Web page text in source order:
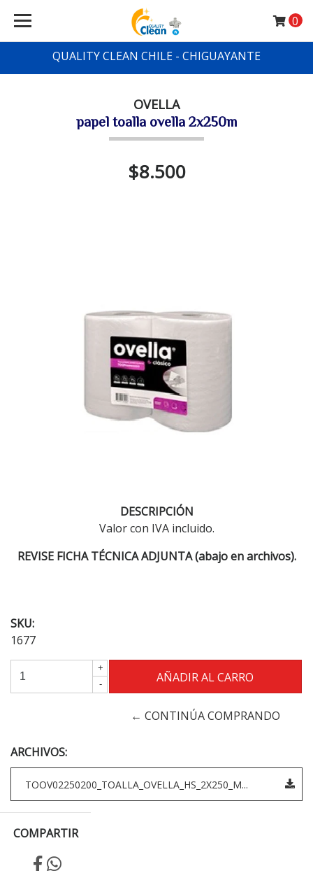
QUALITY CLEAN CHILE - CHIGUAYANTE
0
OVELLA
papel toalla ovella 2x250m
$8.500
DESCRIPCIÓN
Valor con IVA incluido.
REVISE FICHATÉCNICAADJUNTA (abajo en archivos).
SKU:
1677
+
-
← CONTINÚA COMPRANDO
ARCHIVOS:
TOOV02250200_TOALLA_OVELLA_HS_2X250_M...
COMPARTIR